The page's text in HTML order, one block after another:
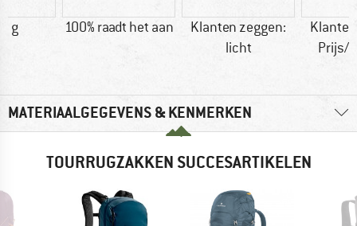
g 100% raadt het aan
Klanten zeggen:
licht
Prijs/
MATERIAALGEGEVENS & KENMERKEN
TOURRUGZAKKEN SUCCESARTIKELEN